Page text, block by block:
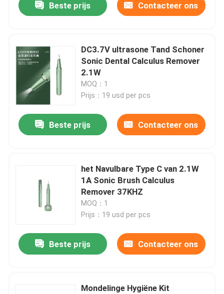
Producten
Fabrieksreis
Beste prijs Contacteer ons
DC3.7V ultrasone Tand Schoner
Sonic Dental Calculus Remover
2.1W
MOQ：1
Prijs：19 usd per pcs
Beste prijs Contacteer ons
het Navulbare Type C van 2.1W
1A Sonic Brush Calculus
Remover 37KHZ
MOQ：1
Prijs：19 usd per pcs
Beste prijs Contacteer ons
Mondelinge Hygiëne Kit